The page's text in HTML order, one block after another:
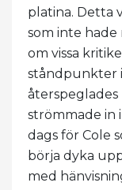
platina. Detta
som inte
om vissa
ståndpunkter
strömmade in
dags för Cole
börja dyka
med